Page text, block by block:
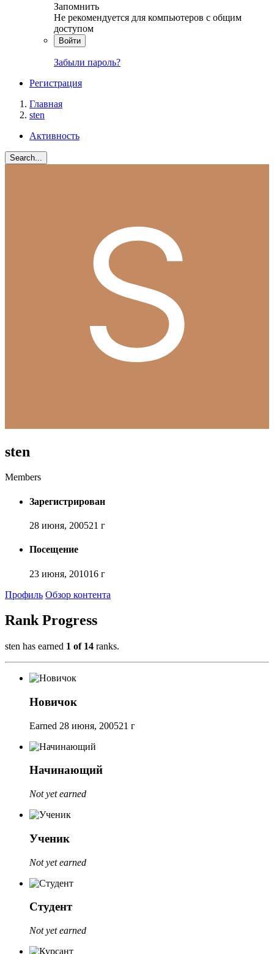
Запомнить
Не рекомендуется для компьютеров с общим
доступом
Войти
Забыли пароль?
Регистрация
Главная
sten
Активность
Search...
sten
Members
Зарегистрирован
28 июня, 200521 г
Посещение
23 июня, 201016 г
Профиль Обзор контента
Rank Progress
sten has earned 1 of 14 ranks.
Новичок
Earned 28 июня, 200521 г
Начинающий
Not yet earned
Ученик
Not yet earned
Студент
Not yet earned